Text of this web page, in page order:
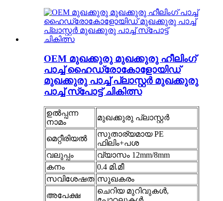
OEM മുഖക്കുരു മുഖക്കുരു ഹീലിംഗ്
പാച്ച് ഹൈഡ്രോകോളോയിഡ്
മുഖക്കുരു പാച്ച് പ്ലാസ്റ്റർ മുഖക്കുരു
പാച്ച് സ്പോട്ട് ചികിത്സ
ഉൽപ്പന്ന
നാമം
മുഖക്കുരു പ്ലാസ്റ്റർ
മെറ്റീരിയൽ
സുതാര്യമായ PE
ഫിലിം+പശ
വലുപ്പം
വ്യാസം 12mm/8mm
കനം
0.4 മി.മീ
സവിശേഷത സുഖകരം
അപേക്ഷ
ചെറിയ മുറിവുകൾ,